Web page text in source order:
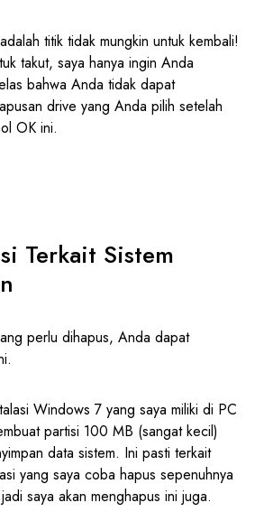
titik tidak mungkin untuk kembali!
takut, saya hanya ingin Anda
bahwa Anda tidak dapat
drive yang Anda pilih setelah
OK ini.
Terkait Sistem
perlu dihapus, Anda dapat
Windows 7 yang saya miliki di PC
partisi 100 MB (sangat kecil)
data sistem. Ini pasti terkait
yang saya coba hapus sepenuhnya
saya akan menghapus ini juga.